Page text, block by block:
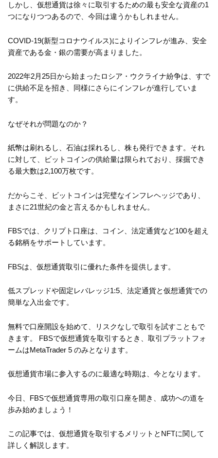
しかし、仮想通貨は徐々に取引するための最も安全な資産の1
つになりつつあるので、今回は違うかもしれません。
COVID-19(新型コロナウイルス)によりインフレが進み、安全
資産である金・銀の需要が高まりました。
2022年2月25日から始まったロシア・ウクライナ紛争は、すで
に供給不足を招き、同様にさらにインフレが進行していま
す。
なぜそれが問題なのか？
紙幣は刷れるし、石油は採れるし、株も発行できます。それ
に対して、ビットコインの供給量は限られており、採掘でき
る最大数は2,100万枚です。
だからこそ、ビットコインは完璧なインフレヘッジであり、
まさに21世紀の金と言えるかもしれません。
FBSでは、クリプト口座は、コイン、法定通貨など100を超え
る銘柄をサポートしています。
FBSは、仮想通貨取引に優れた条件を提供します。
低スプレッドや固定レバレッジ1:5、法定通貨と仮想通貨での
簡単な入出金です。
無料で口座開設を始めて、リスクなしで取引を試すこともで
きます。 FBSで仮想通貨を取引するとき、取引プラットフォ
ームはMetaTrader 5 のみとなります。
仮想通貨市場に参入するのに最適な時期は、今となります。
今日、FBSで仮想通貨専用の取引口座を開き、成功への道を
歩み始めましょう！
この記事では、仮想通貨を取引するメリットとNFTに関して
詳しく解説します。